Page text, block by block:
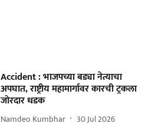
Accident : भाजपच्या बड्या नेत्याचा
अपघात, राष्ट्रीय महामार्गावर कारची ट्रकला
जोरदार धडक
Namdeo Kumbhar 30 Jul 2026